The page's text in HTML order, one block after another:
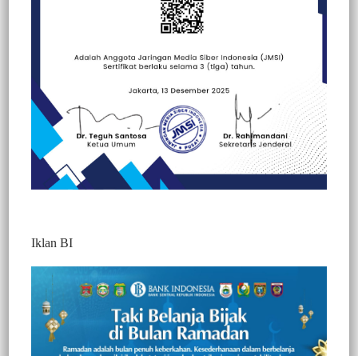
Kadis Kominfo Sulbar Sarankan Pelayanan
Publik di Majene Berbasis Digital dan
Terintegrasi
Gusni Mamuju
2 Min Baca
Selasa, 9 Juni 2026
198
Iklan BI